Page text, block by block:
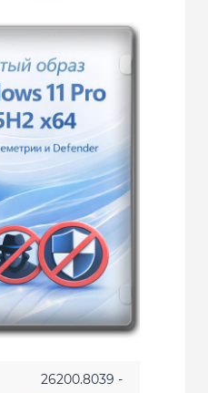
26200.8039 -